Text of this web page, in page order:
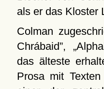
als er das Kloster
Colman
Chrábaid ,
das älteste
Prosa mit